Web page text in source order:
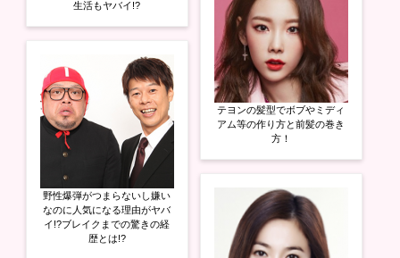
生活もヤバイ!?
野性爆弾がつまらないし嫌い
なのに人気になる理由がヤバ
イ!?ブレイクまでの驚きの経
歴とは!?
テヨンの髪型でボブやミディ
アム等の作り方と前髪の巻き
方！